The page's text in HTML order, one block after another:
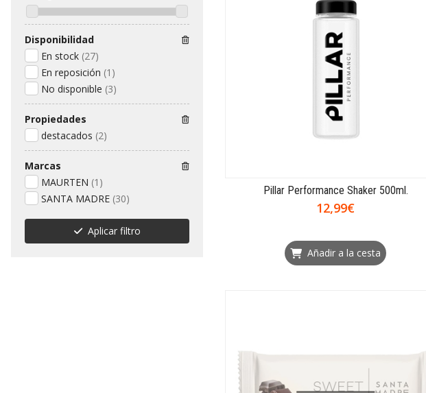
Pillar Performance Shaker 500ml.
12,99€
Añadir a la cesta
Disponibilidad
En stock (27)
En reposición (1)
No disponible (3)
Propiedades
destacados (2)
Marcas
MAURTEN (1)
SANTA MADRE (30)
Aplicar filtro